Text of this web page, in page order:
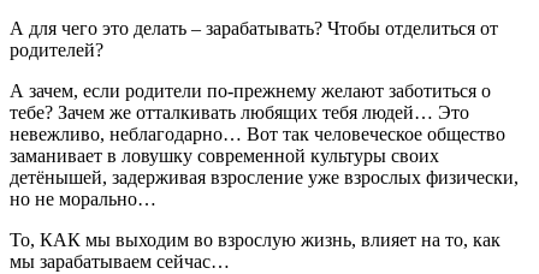
А для чего это делать – зарабатывать? Чтобы отделиться от
родителей?
А зачем, если родители по-прежнему желают заботиться о
тебе? Зачем же отталкивать любящих тебя людей… Это
невежливо, неблагодарно… Вот так человеческое общество
заманивает в ловушку современной культуры своих
детёнышей, задерживая взросление уже взрослых физически,
но не морально…
То, КАК мы выходим во взрослую жизнь, влияет на то, как
мы зарабатываем сейчас…